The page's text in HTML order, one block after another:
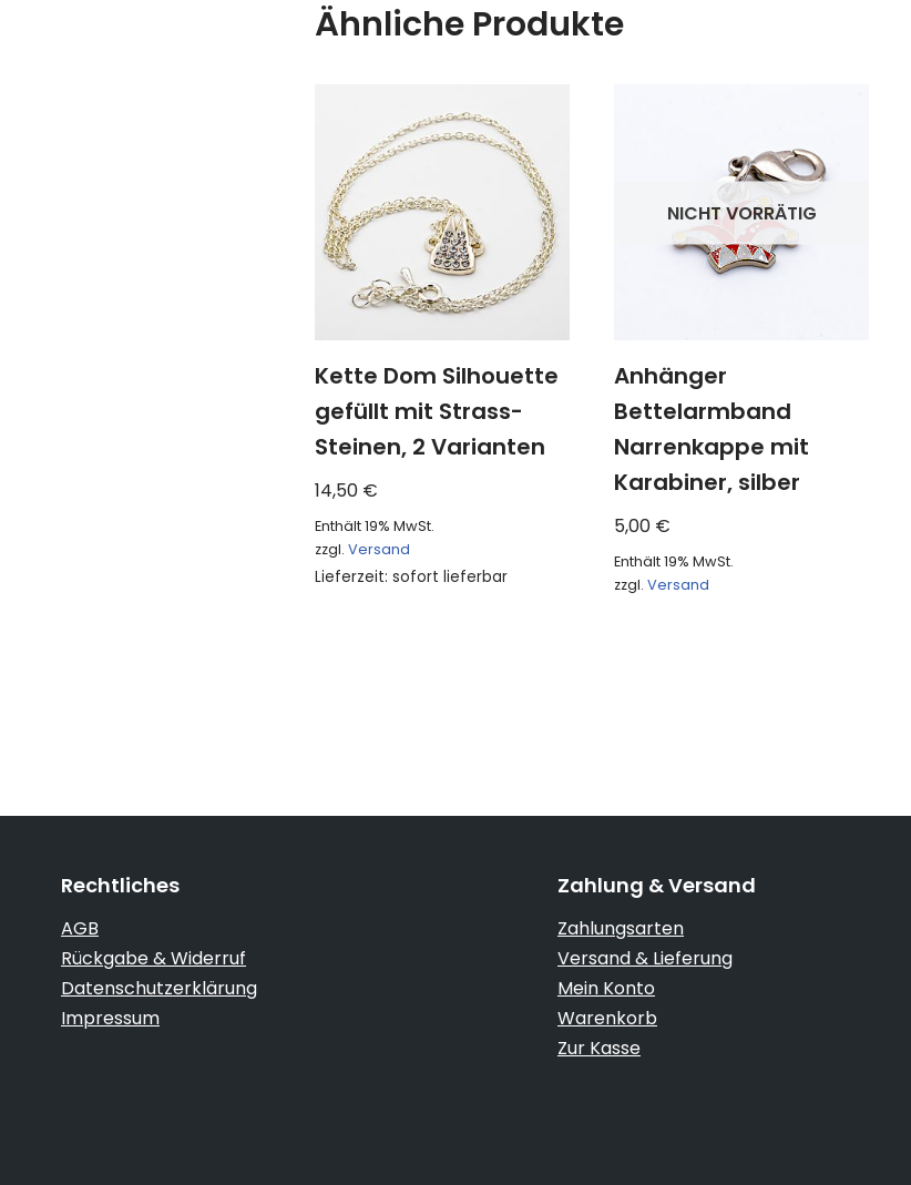
Ähnliche Produkte
Kette Dom Silhouette
gefüllt mit Strass-
Steinen, 2 Varianten
14,50 €
Enthält 19% MwSt.
zzgl. Versand
Lieferzeit: sofort lieferbar
NICHT VORRÄTIG
Anhänger
Bettelarmband
Narrenkappe mit
Karabiner, silber
5,00 €
Enthält 19% MwSt.
zzgl. Versand
Rechtliches
AGB
Rückgabe & Widerruf
Datenschutzerklärung
Impressum
Zahlung & Versand
Zahlungsarten
Versand & Lieferung
Mein Konto
Warenkorb
Zur Kasse